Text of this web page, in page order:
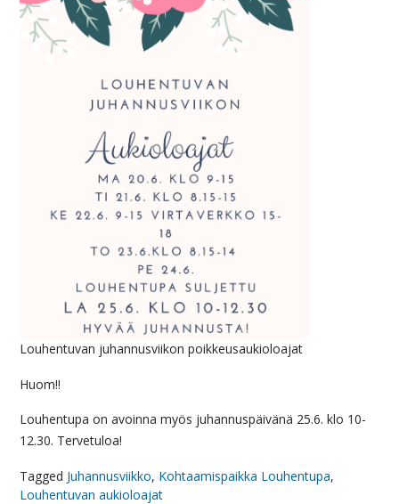
Louhentuvan juhannusviikon poikkeusaukioloajat
Huom!!
Louhentupa on avoinna myös juhannuspäivänä 25.6. klo 10-
12.30. Tervetuloa!
Tagged Juhannusviikko, Kohtaamispaikka Louhentupa,
Louhentuvan aukioloajat